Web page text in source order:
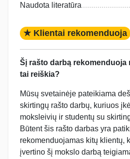
Naudota literatūra
★ Klientai rekomenduoja
Šį rašto darbą rekomenduoja
tai reiškia?
Mūsų svetainėje pateikiama
skirtingų rašto darbų, kuriuos
moksleivių ir studentų su
Būtent šis rašto darbas yra
rekomenduojamas kitų klientų,
įvertino šį mokslo darbą